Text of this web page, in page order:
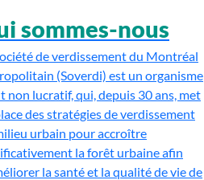
sommes-nous
de verdissement du Montréal
(Soverdi) est un organisme
non lucratif, qui, depuis 30 ans, met
des stratégies de verdissement
urbain pour accroître
la forêt urbaine afin
la santé et la qualité de vie de